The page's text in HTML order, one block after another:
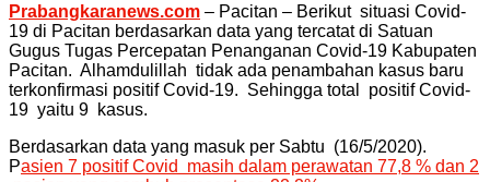
Prabangkaranews.com – Pacitan – Berikut situasi Covid-
19 di Pacitan berdasarkan data yang tercatat di Satuan
Gugus Tugas Percepatan Penanganan Covid-19 Kabupaten
Pacitan. Alhamdulillah tidak ada penambahan kasus baru
terkonfirmasi positif Covid-19. Sehingga total positif Covid-
19 yaitu 9 kasus.
Berdasarkan data yang masuk per Sabtu (16/5/2020).
Pasien 7 positif Covid masih dalam perawatan 77,8 % dan 2